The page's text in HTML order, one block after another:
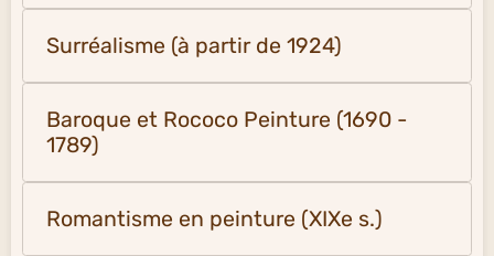
Surréalisme (à partir de 1924)
Baroque et Rococo Peinture (1690 -
1789)
Romantisme en peinture (XIXe s.)